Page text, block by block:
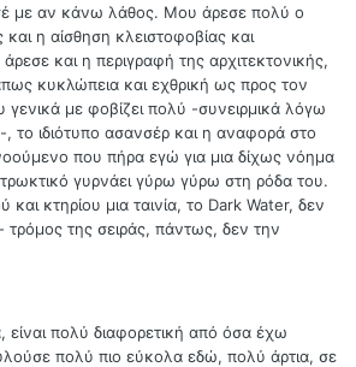
με αν κάνω λάθος. Μου άρεσε πολύ ο
η αίσθηση κλειστοφοβίας και
και η περιγραφή της αρχιτεκτονικής,
κυκλώπεια και εχθρική ως προς τον
με φοβίζει πολύ -συνειρμικά λόγω
, το ιδιότυπο ασανσέρ και η αναφορά στο
που πήρα εγώ για μια δίχως νόημα
γυρνάει γύρω γύρω στη ρόδα του.
κτηρίου μια ταινία, το Dark Water, δεν
τρόμος της σειράς, πάντως, δεν την
είναι πολύ διαφορετική από όσα έχω
πολύ πιο εύκολα εδώ, πολύ άρτια, σε